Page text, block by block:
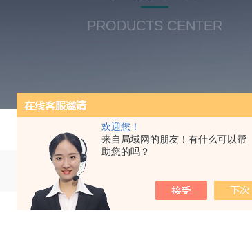
欢迎您！
来自局域网的朋友！有什么可以帮
助您的吗？
PRODUCTS CENTER
当前位置：